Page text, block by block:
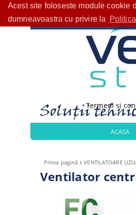
Acest site foloseste module cookie
dumneavoastra cu privire la
Bine ați venit!
Termeni si
CATEGORII PRODUSE
ACASA
Prima pagină VENTILATOARE
Ventilator